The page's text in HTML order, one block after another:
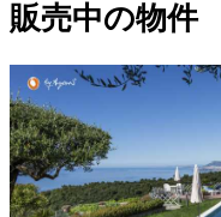
販売中の物件